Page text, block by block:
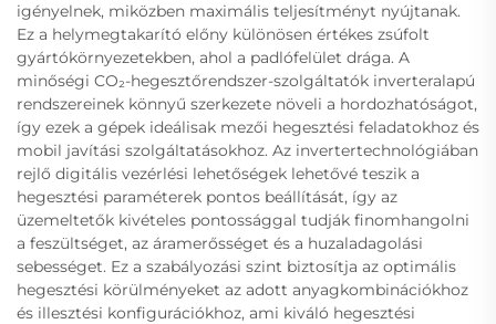
igényelnek, miközben maximális teljesítményt nyújtanak.
Ez a helymegtakarító előny különösen értékes zsúfolt
gyártókörnyezetekben, ahol a padlófelület drága. A
minőségi CO₂-hegesztőrendszer-szolgáltatók inverteralapú
rendszereinek könnyű szerkezete növeli a hordozhatóságot,
így ezek a gépek ideálisak mezői hegesztési feladatokhoz és
mobil javítási szolgáltatásokhoz. Az invertertechnológiában
rejlő digitális vezérlési lehetőségek lehetővé teszik a
hegesztési paraméterek pontos beállítását, így az
üzemeltetők kivételes pontossággal tudják finomhangolni
a feszültséget, az áramerősséget és a huzaladagolási
sebességet. Ez a szabályozási szint biztosítja az optimális
hegesztési körülményeket az adott anyagkombinációkhoz
és illesztési konfigurációkhoz, ami kiváló hegesztési